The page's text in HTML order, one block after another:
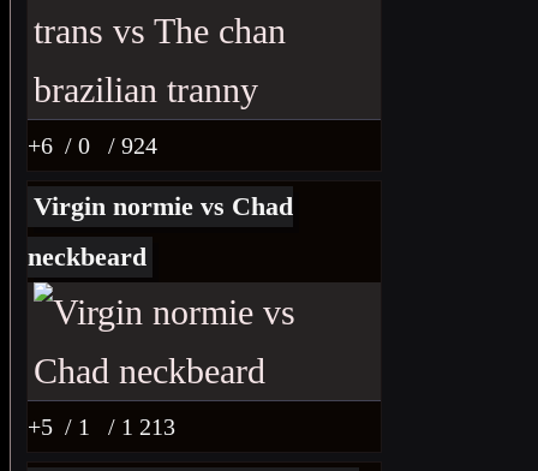
+6 / 0 / 924
Virgin normie vs Chad
neckbeard
+5 / 1 / 1 213